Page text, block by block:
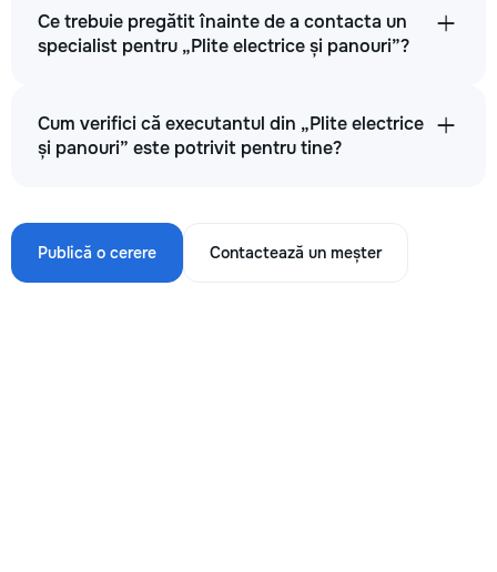
Ce trebuie pregătit înainte de a contacta un
specialist pentru „Plite electrice și panouri”?
Cum verifici că executantul din „Plite electrice
și panouri” este potrivit pentru tine?
Publică o cerere Contactează un meșter